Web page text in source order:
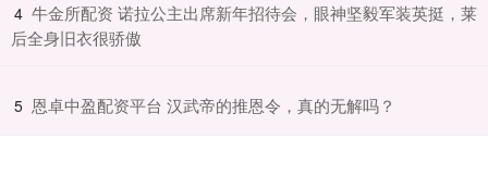
4 ​牛金所配资 诺拉公主出席新年招待会，眼神坚毅军装英挺，莱
后全身旧衣很骄傲
5 ​恩卓中盈配资平台 汉武帝的推恩令，真的无解吗？